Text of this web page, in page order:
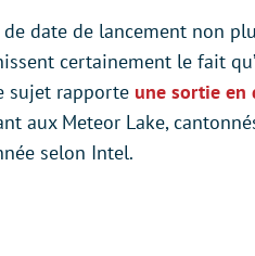
de date de lancement non
certainement le fait
sujet rapporte une sortie en
aux Meteor Lake,
selon Intel.